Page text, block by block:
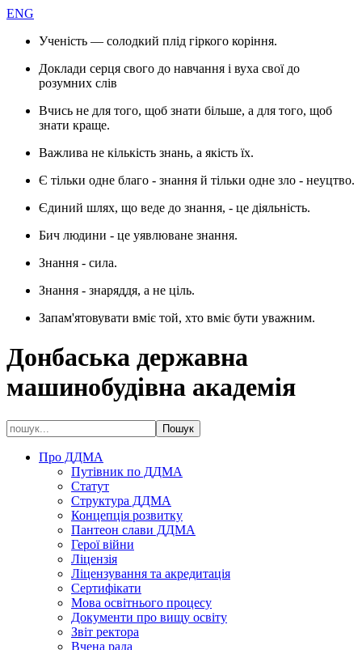
ENG
Ученість — солодкий плід гіркого коріння.
Доклади серця свого до навчання і вуха свої до
розумних слів
Вчись не для того, щоб знати більше, а для того, щоб
знати краще.
Важлива не кількість знань, а якість їх.
Є тільки одне благо - знання й тільки одне зло - неуцтво.
Єдиний шлях, що веде до знання, - це діяльність.
Бич людини - це уявлюване знання.
Знання - сила.
Знання - знаряддя, а не ціль.
Запам'ятовувати вміє той, хто вміє бути уважним.
Донбаська державна
машинобудівна академія
Про ДДМА
Путівник по ДДМА
Статут
Структура ДДМА
Концепція розвитку
Пантеон слави ДДМА
Герої війни
Ліцензія
Ліцензування та акредитація
Сертифікати
Мова освітнього процесу
Документи про вищу освіту
Звіт ректора
Вчена рада